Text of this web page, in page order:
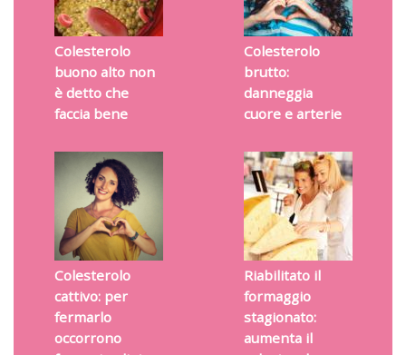
Colesterolo
buono alto non
è detto che
faccia bene
Colesterolo
brutto:
danneggia
cuore e arterie
Colesterolo
cattivo: per
fermarlo
occorrono
Riabilitato il
formaggio
stagionato:
aumenta il